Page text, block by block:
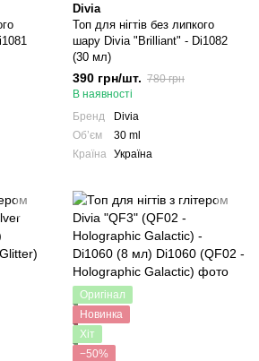
Divia
Топ для нігтів без липкого
шару Divia "Brilliant" - Di1082
(30 мл)
390 грн/шт. 780 грн
В наявності
Бренд
Divia
Обʼєм
30 ml
Країна Україна
Оригінал
Новинка
Хіт
−50%